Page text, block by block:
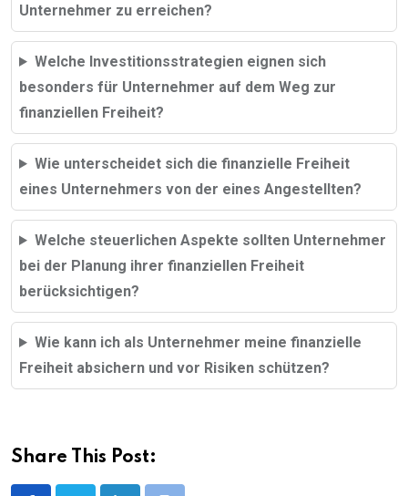
Unternehmer zu erreichen?
Welche Investitionsstrategien eignen sich
besonders für Unternehmer auf dem Weg zur
finanziellen Freiheit?
Wie unterscheidet sich die finanzielle Freiheit
eines Unternehmers von der eines Angestellten?
Welche steuerlichen Aspekte sollten Unternehmer
bei der Planung ihrer finanziellen Freiheit
berücksichtigen?
Wie kann ich als Unternehmer meine finanzielle
Freiheit absichern und vor Risiken schützen?
Share This Post: